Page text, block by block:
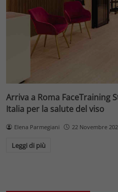
Arriva a Roma FaceTraining
Italia per la salute del viso
Elena Parmegiani 22 Novembre
Leggi di più